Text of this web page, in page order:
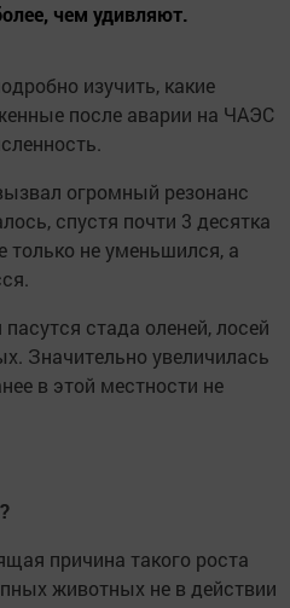
чем удивляют.
изучить, какие
после аварии на ЧАЭС
огромный резонанс
спустя почти 3 десятка
только не уменьшился, а
стада оленей, лосей
Значительно увеличилась
в этой местности не
причина такого роста
животных не в действии